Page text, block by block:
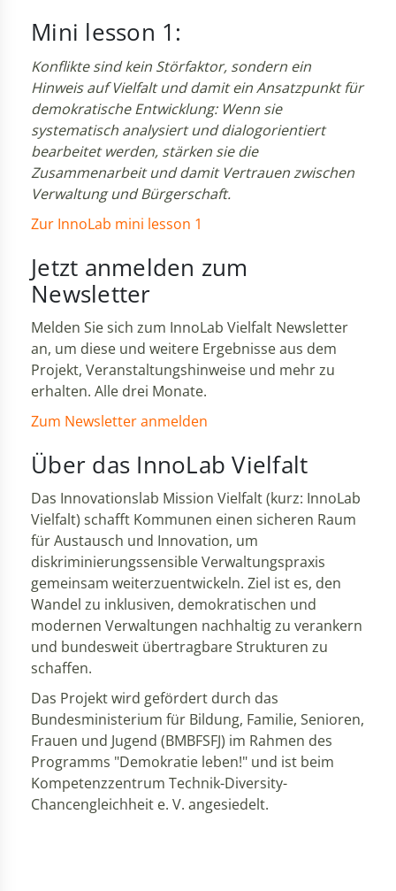
Mini lesson 1:
Konflikte sind kein Störfaktor, sondern ein
Hinweis auf Vielfalt und damit ein Ansatzpunkt für
demokratische Entwicklung: Wenn sie
systematisch analysiert und dialogorientiert
bearbeitet werden, stärken sie die
Zusammenarbeit und damit Vertrauen zwischen
Verwaltung und Bürgerschaft.
Zur InnoLab mini lesson 1
Jetzt anmelden zum
Newsletter
Melden Sie sich zum InnoLab Vielfalt Newsletter
an, um diese und weitere Ergebnisse aus dem
Projekt, Veranstaltungshinweise und mehr zu
erhalten. Alle drei Monate.
Zum Newsletter anmelden
Über das InnoLab Vielfalt
Das Innovationslab Mission Vielfalt (kurz: InnoLab
Vielfalt) schafft Kommunen einen sicheren Raum
für Austausch und Innovation, um
diskriminierungssensible Verwaltungspraxis
gemeinsam weiterzuentwickeln. Ziel ist es, den
Wandel zu inklusiven, demokratischen und
modernen Verwaltungen nachhaltig zu verankern
und bundesweit übertragbare Strukturen zu
schaffen.
Das Projekt wird gefördert durch das
Bundesministerium für Bildung, Familie, Senioren,
Frauen und Jugend (BMBFSFJ) im Rahmen des
Programms "Demokratie leben!" und ist beim
Kompetenzzentrum Technik-Diversity-
Chancengleichheit e. V. angesiedelt.